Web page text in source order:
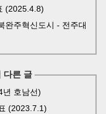
(2025.4.8)
완주혁신도시 - 전주대
다른 글
년 호남선)
(2023.7.1)